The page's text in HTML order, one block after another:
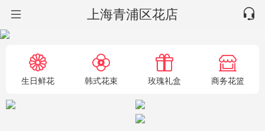
上海青浦区花店
生日鲜花 韩式花束 玫瑰礼盒 商务花篮